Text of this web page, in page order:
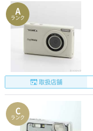
A
ランク
取扱店舗
C
ランク